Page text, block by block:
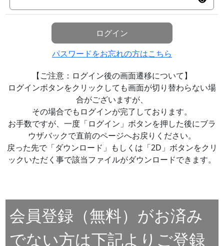
ログイン
パスワードをお忘れの方はこちら
【ご注意：ログイン後の画面遷移について】
ログインボタンをクリックしても画面が切り替わらない場
合がございますが、
その場合でもログインが完了しております。
お手数ですが、一度「ログイン」ボタンを押した後にブラ
ウザバックで直前のページへお戻りください。
戻った先で「ダウンロード」もしくは「2D」ボタンをクリ
ックいただく事で該当ファイルがダウンロードできます。
会員登録（無料）がお済み
でない方は下記よりご登録